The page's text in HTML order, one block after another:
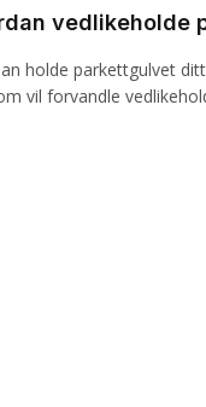
vedlikeholde
holde parkettgulvet
vil forvandle